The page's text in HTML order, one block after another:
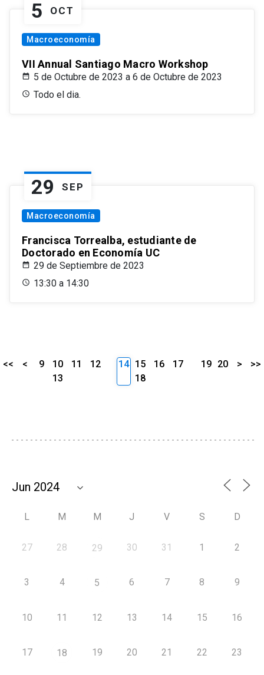
5 OCT
Macroeconomía
VII Annual Santiago Macro Workshop
5 de Octubre de 2023 a 6 de Octubre de 2023
Todo el dia.
29 SEP
Macroeconomía
Francisca Torrealba, estudiante de
Doctorado en Economía UC
29 de Septiembre de 2023
13:30 a 14:30
<< < 9 10 11
12
13
14 15 16
17
18
19 20 > >>
L M M J V S D
27 28 29 30 31 1 2
3 4 5 6 7 8 9
10 11 12 13 14 15 16
17 18 19 20 21 22 23